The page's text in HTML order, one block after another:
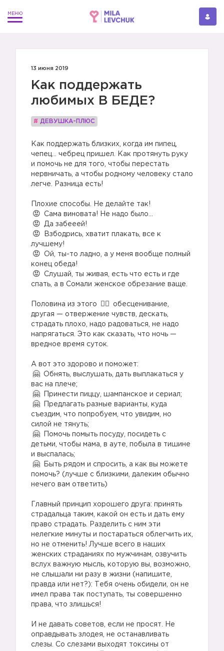
13 июня 2019
Как поддержать
любимых В БЕДЕ?
# ДЕВУШКА-ПЛЮС
Как поддержать близких, когда им пипец,
чепец… чебрец пришел. Как протянуть руку
и помочь не для того, чтобы перестать
нервничать, а чтобы родному человеку стало
легче. Разница есть!
Плохие способы. Не делайте так!
Сама виновата! Не надо было...
Да забееей!
Взбодрись, хватит плакать, все к
лучшему!
Ой, ты-то ладно, а у меня вообще полный
конец обеда!
Слушай, ты живая, есть что есть и где
спать, а в Сомали женское обрезание ваще.
Половина из этого
обесценивание,
другая — отвержение чувств, дескать,
страдать плохо, надо радоваться, не надо
напрягаться. Это как сказать, что ночь —
вредное время суток.
А вот это здорово и поможет:
Обнять, выслушать, дать выплакаться у
вас на плече;
Принести пиццу, шампанское и сериал;
Предлагать разные варианты, куда
съездим, что попробуем, что увидим, но
силой не тянуть;
Помочь помыть посуду, посидеть с
детьми, чтобы мама, в ауте, побыла в тишине
и выспалась;
Быть рядом и спросить, а как вы можете
помочь? (лучше с близкими, далеким обычно
нечего вам ответить)
Главный принцип хорошего друга: принять
страдальца таким, какой он есть и дать ему
право страдать. Разделить с ним эти
нелегкие минуты и постараться облегчить их,
но не отменить! Лучше всего в наших
женских страданиях по мужчинам, озвучить
вслух важную мысль, которую вы, возможно,
не слышали ни разу в жизни (напишите,
правда или нет?): Тебя очень обидели, он не
имел права так поступать, ты совершенно
права, что злишься!
И не давать советов, если не просят. Не
оправдывать злодея, не останавливать
слезы. Со слезами выходят токсины от